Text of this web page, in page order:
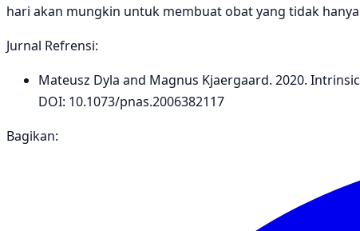
hari akan mungkin untuk membuat obat yang tidak
Jurnal Refrensi:
Mateusz Dyla and Magnus Kjaergaard. 2020.
DOI: 10.1073/pnas.2006382117
Bagikan: